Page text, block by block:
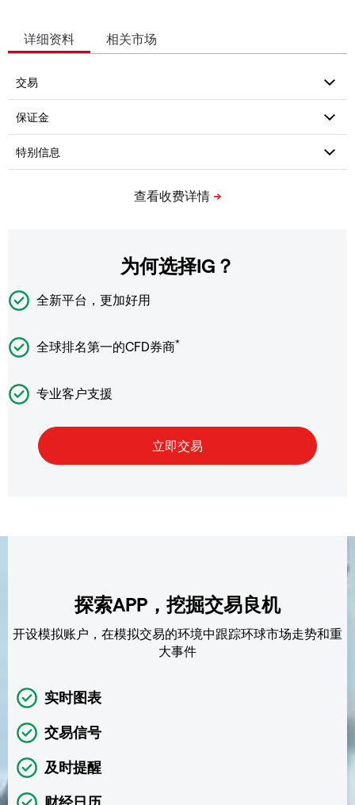
详细资料 相关市场
为何选择IG？
全新平台，更加好用
全球排名第一的CFD券商*
专业客户支援
探索APP，挖掘交易良机
开设模拟账户，在模拟交易的环境中跟踪环球市场走势和重
大事件
实时图表
交易信号
及时提醒
财经日历